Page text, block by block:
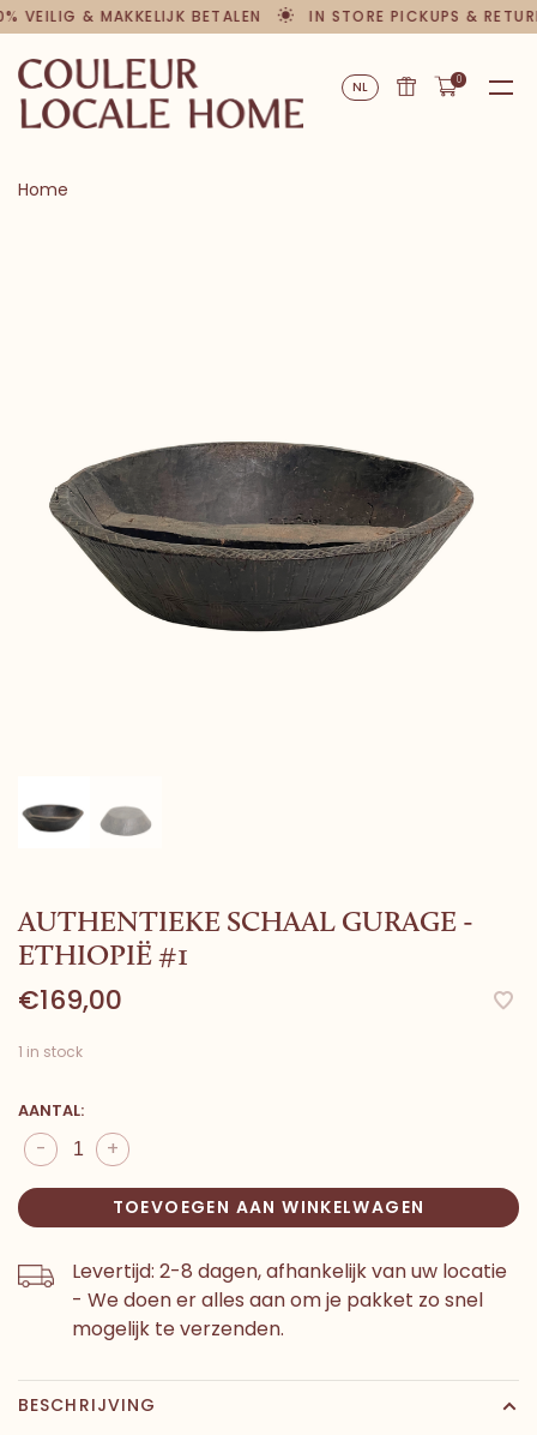
VEILIG & MAKKELIJK BETALEN IN STORE PICKUPS &
NL 0
Home
AUTHENTIEKE SCHAAL GURAGE -
ETHIOPIË #1
€169,00
1 in stock
AANTAL:
+
-
TOEVOEGEN AAN WINKELWAGEN
Levertijd: 2-8 dagen, afhankelijk van uw locatie
- We doen er alles aan om je pakket zo snel
mogelijk te verzenden.
BESCHRIJVING